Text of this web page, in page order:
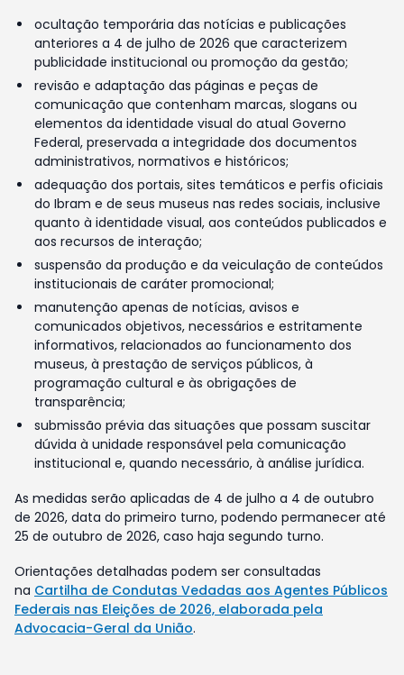
ocultação temporária das notícias e publicações
anteriores a 4 de julho de 2026 que caracterizem
publicidade institucional ou promoção da gestão;
revisão e adaptação das páginas e peças de
comunicação que contenham marcas, slogans ou
elementos da identidade visual do atual Governo
Federal, preservada a integridade dos documentos
administrativos, normativos e históricos;
adequação dos portais, sites temáticos e perfis oficiais
do Ibram e de seus museus nas redes sociais, inclusive
quanto à identidade visual, aos conteúdos publicados e
aos recursos de interação;
suspensão da produção e da veiculação de conteúdos
institucionais de caráter promocional;
manutenção apenas de notícias, avisos e
comunicados objetivos, necessários e estritamente
informativos, relacionados ao funcionamento dos
museus, à prestação de serviços públicos, à
programação cultural e às obrigações de
transparência;
submissão prévia das situações que possam suscitar
dúvida à unidade responsável pela comunicação
institucional e, quando necessário, à análise jurídica.
As medidas serão aplicadas de 4 de julho a 4 de outubro
de 2026, data do primeiro turno, podendo permanecer até
25 de outubro de 2026, caso haja segundo turno.
Orientações detalhadas podem ser consultadas
na Cartilha de Condutas Vedadas aos Agentes Públicos
Federais nas Eleições de 2026, elaborada pela
Advocacia-Geral da União.